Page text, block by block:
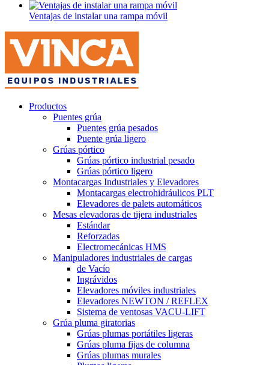
Ventajas de instalar una rampa móvil
Productos
Puentes grúa
Puentes grúa pesados
Puente grúa ligero
Grúas pórtico
Grúas pórtico industrial pesado
Grúas pórtico ligero
Montacargas Industriales y Elevadores
Montacargas electrohidráulicos PLT
Elevadores de palets automáticos
Mesas elevadoras de tijera industriales
Estándar
Reforzadas
Electromecánicas HMS
Manipuladores industriales de cargas
de Vacío
Ingrávidos
Elevadores móviles industriales
Elevadores NEWTON / REFLEX
Sistema de ventosas VACU-LIFT
Grúa pluma giratorias
Grúas plumas portátiles ligeras
Grúas pluma fijas de columna
Grúas plumas murales